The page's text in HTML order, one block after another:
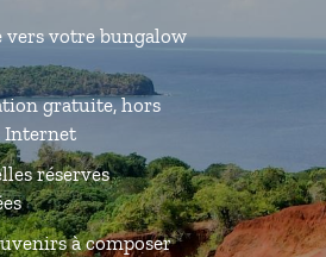
vers votre bungalow
gratuite, hors
Internet
réserves
à composer